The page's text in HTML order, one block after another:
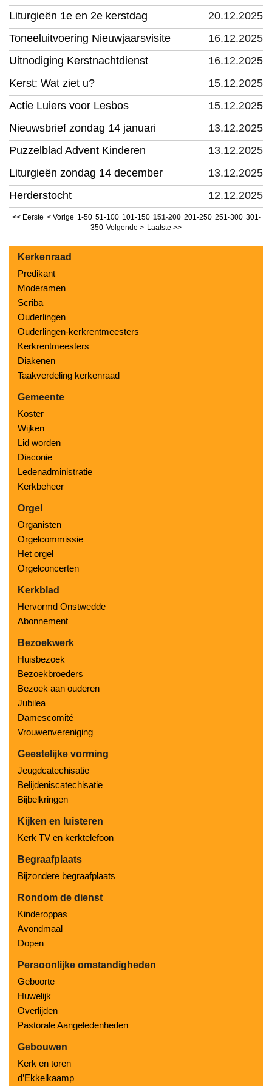
20.12.2025
Liturgieën 1e en 2e kerstdag
16.12.2025
Toneeluitvoering Nieuwjaarsvisite
16.12.2025
Uitnodiging Kerstnachtdienst
15.12.2025
Kerst: Wat ziet u?
15.12.2025
Actie Luiers voor Lesbos
13.12.2025
Nieuwsbrief zondag 14 januari
13.12.2025
Puzzelblad Advent Kinderen
13.12.2025
Liturgieën zondag 14 december
12.12.2025
Herderstocht
<< Eerste < Vorige 1-50 51-100 101-150 151-200 201-250 251-300 301-
350 Volgende > Laatste >>
Kerkenraad
Predikant
Moderamen
Scriba
Ouderlingen
Ouderlingen-kerkrentmeesters
Kerkrentmeesters
Diakenen
Taakverdeling kerkenraad
Gemeente
Koster
Wijken
Lid worden
Diaconie
Ledenadministratie
Kerkbeheer
Orgel
Organisten
Orgelcommissie
Het orgel
Orgelconcerten
Kerkblad
Hervormd Onstwedde
Abonnement
Bezoekwerk
Huisbezoek
Bezoekbroeders
Bezoek aan ouderen
Jubilea
Damescomité
Vrouwenvereniging
Geestelijke vorming
Jeugdcatechisatie
Belijdeniscatechisatie
Bijbelkringen
Kijken en luisteren
Kerk TV en kerktelefoon
Begraafplaats
Bijzondere begraafplaats
Rondom de dienst
Kinderoppas
Avondmaal
Dopen
Persoonlijke omstandigheden
Geboorte
Huwelijk
Overlijden
Pastorale Aangeledenheden
Gebouwen
Kerk en toren
d’Ekkelkaamp